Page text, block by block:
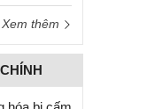
Xem thêm